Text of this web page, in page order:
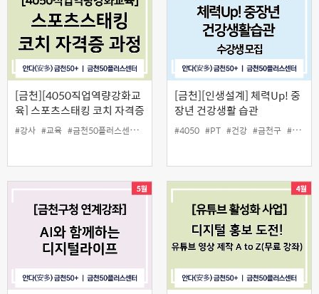
[금천][4050직업역량강화교
육] 스포츠스태킹 코치 자격증
과정
#강사 #교육 #금천50플러스센터 #늘봄교실 #스포츠스태킹 #일활동
[금천][인생설계] 체력Up! 중
장년 건강생활 습관
#4050 #PT #건강 #금천구 #운동